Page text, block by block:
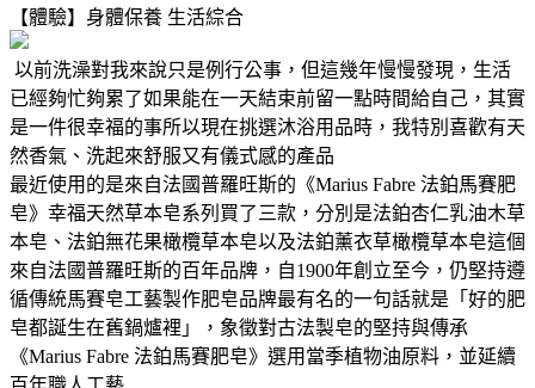
【體驗】身體保養 生活綜合
以前洗澡對我來說只是例行公事，但這幾年慢慢發現，生活
已經夠忙夠累了如果能在一天結束前留一點時間給自己，其實
是一件很幸福的事所以現在挑選沐浴用品時，我特別喜歡有天
然香氣、洗起來舒服又有儀式感的產品
最近使用的是來自法國普羅旺斯的《Marius Fabre 法鉑馬賽肥
皂》幸福天然草本皂系列買了三款，分別是法鉑杏仁乳油木草
本皂、法鉑無花果橄欖草本皂以及法鉑薰衣草橄欖草本皂這個
來自法國普羅旺斯的百年品牌，自1900年創立至今，仍堅持遵
循傳統馬賽皂工藝製作肥皂品牌最有名的一句話就是「好的肥
皂都誕生在舊鍋爐裡」，象徵對古法製皂的堅持與傳承
《Marius Fabre 法鉑馬賽肥皂》選用當季植物油原料，並延續